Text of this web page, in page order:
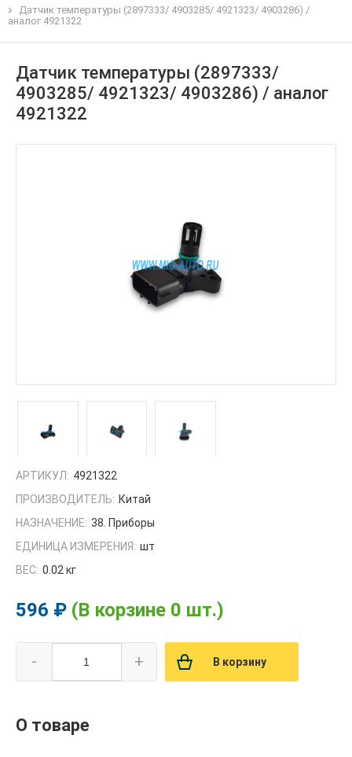
Датчик температуры (2897333/ 4903285/ 4921323/ 4903286) /
аналог 4921322
Датчик температуры (2897333/
4903285/ 4921323/ 4903286) / аналог
4921322
АРТИКУЛ: 4921322
ПРОИЗВОДИТЕЛЬ: Китай
НАЗНАЧЕНИЕ: 38. Приборы
ЕДИНИЦА ИЗМЕРЕНИЯ: шт
ВЕС: 0.02 кг
596 ₽ (В корзине 0 шт.)
- + В корзину
О товаре